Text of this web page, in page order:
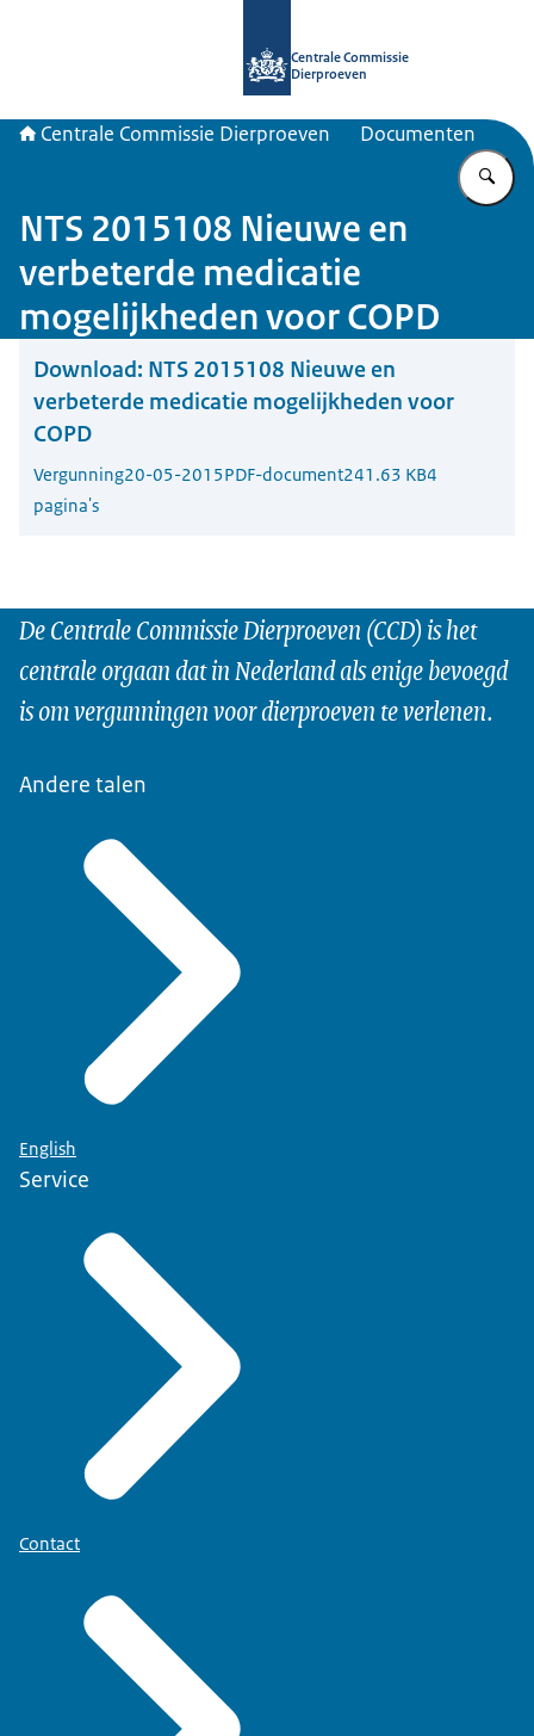
Centrale Commissie
Dierproeven
Centrale Commissie Dierproeven Documenten
NTS 2015108 Nieuwe en
verbeterde medicatie
mogelijkheden voor COPD
Download: NTS 2015108 Nieuwe en
verbeterde medicatie mogelijkheden voor
COPD
Vergunning20-05-2015PDF-document241.63 KB4
pagina's
De Centrale Commissie Dierproeven (CCD) is het
centrale orgaan dat in Nederland als enige bevoegd
is om vergunningen voor dierproeven te verlenen.
Andere talen
English
Service
Contact